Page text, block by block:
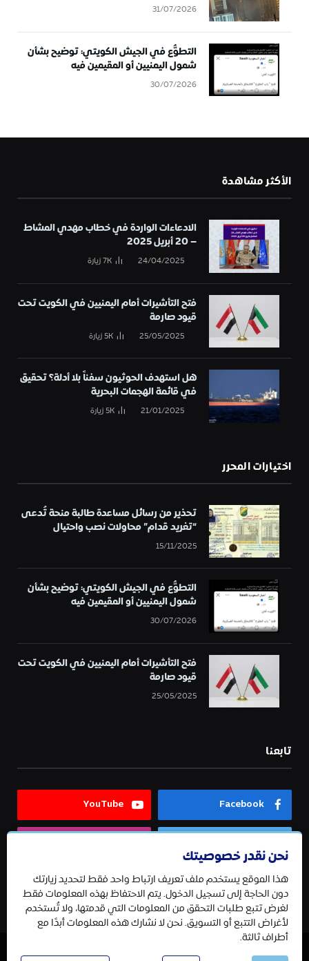
31/07/2026
التطوُّع في الجيش الكويتي: توضيح بشأن
شمول اليمنيين أو المقيمين فيه
30/07/2026
الأكثر مشاهدة
الادعاءات الواردة في خطاب مهدي المشاط
– 20 أبريل 2025
24/04/2025
7Kزيارة
فتح التأشيرات أمام اليمنيين في الكويت تحت
قيود صارمة
25/05/2025
5Kزيارة
هل استهدف الحوثيون سفناً بلا أدلة؟ تحقيق
في قائمة الهجمات البحرية
21/01/2025
5Kزيارة
اختيارات المحرر
تحذير من رسائل مساعدة طالبة منحة تُدعى
“تغريد قدام” محاولات نصب واحتيال
15/11/2025
التطوُّع في الجيش الكويتي: توضيح بشأن
شمول اليمنيين أو المقيمين فيه
30/07/2026
فتح التأشيرات أمام اليمنيين في الكويت تحت
قيود صارمة
25/05/2025
تابعنا
Facebook
YouTube
Telegram
نحن نقدر خصوصيتك
هذا الموقع يستخدم ملف تعريف ارتباط واحد فقط لتحديد زيارتك
دون الحاجة إلى تسجيل الدخول. يتم الاحتفاظ بهذه المعلومات فقط
لغرض تتبع طلبات التحقق من المعلومات التي قدمتها، ولا تُستخدم
لأغراض التتبع أو التسويق. نحن لا نشارك هذه المعلومات أبدًا مع
أطراف ثالثة.